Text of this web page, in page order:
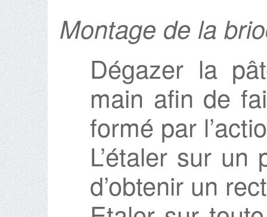
Montage de la
Dégazer la
main afin de
formé par
L’étaler sur
d’obtenir un